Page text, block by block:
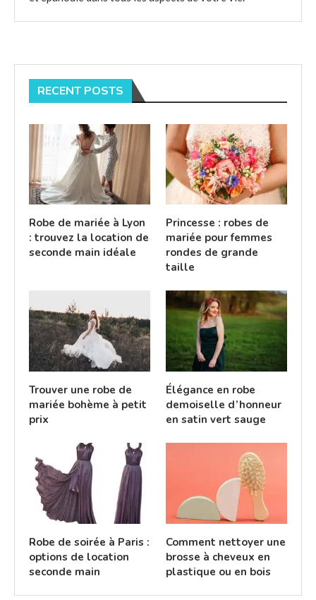
RECENT POSTS
Robe de mariée à Lyon
: trouvez la location de
seconde main idéale
Princesse : robes de
mariée pour femmes
rondes de grande
taille
Trouver une robe de
mariée bohème à petit
prix
Élégance en robe
demoiselle d’honneur
en satin vert sauge
Robe de soirée à Paris :
options de location
seconde main
Comment nettoyer une
brosse à cheveux en
plastique ou en bois